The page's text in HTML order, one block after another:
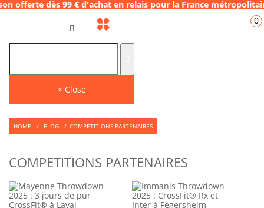
99 € d'achat en relais pour la France
× Close
0
Find on our store many tips and quality products to face your WODS.
HOME / BLOG / COMPETITIONS PARTENAIRES
COMPETITIONS PARTENAIRES